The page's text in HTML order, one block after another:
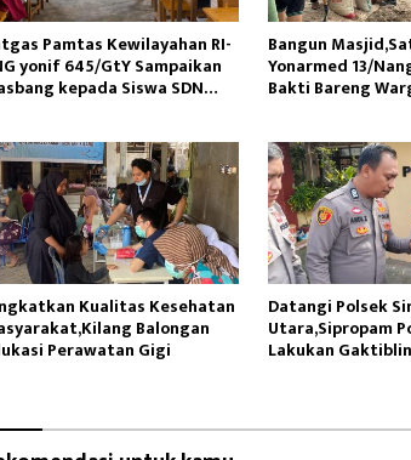
Pamtas Kewilayahan RI-
yonif 645/GtY Sampaikan
kepada Siswa SDN
Bangun
Yonarmed 13/
Bakti Bareng
Kualitas Kesehatan
Balongan
Perawatan Gigi
Datangi Polsek
Utara,Sipropam
Lakukan Gaktiblin